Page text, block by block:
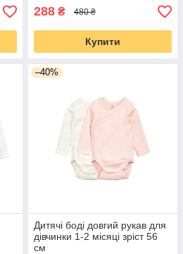
288 ₴ 480 ₴
Купити
–40%
Дитячі боді довгий рукав для
дівчинки 1-2 місяці зріст 56
см